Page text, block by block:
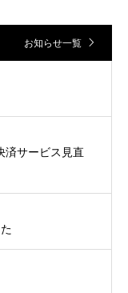
お知らせ一覧
済サービス見直